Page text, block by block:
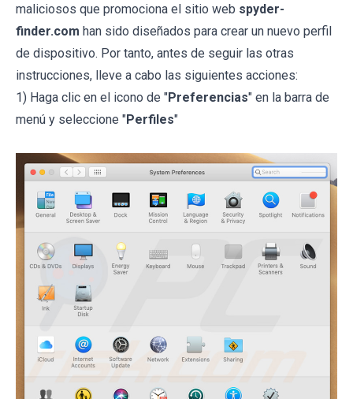
maliciosos que promociona el sitio web spyder-
finder.com han sido diseñados para crear un nuevo perfil
de dispositivo. Por tanto, antes de seguir las otras
instrucciones, lleve a cabo las siguientes acciones:
1) Haga clic en el icono de "Preferencias" en la barra de
menú y seleccione "Perfiles"